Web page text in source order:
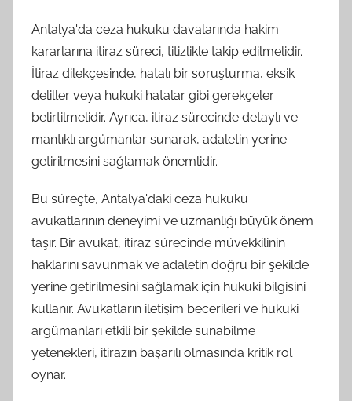
Antalya'da ceza hukuku davalarında hakim
kararlarına itiraz süreci, titizlikle takip edilmelidir.
İtiraz dilekçesinde, hatalı bir soruşturma, eksik
deliller veya hukuki hatalar gibi gerekçeler
belirtilmelidir. Ayrıca, itiraz sürecinde detaylı ve
mantıklı argümanlar sunarak, adaletin yerine
getirilmesini sağlamak önemlidir.
Bu süreçte, Antalya'daki ceza hukuku
avukatlarının deneyimi ve uzmanlığı büyük önem
taşır. Bir avukat, itiraz sürecinde müvekkilinin
haklarını savunmak ve adaletin doğru bir şekilde
yerine getirilmesini sağlamak için hukuki bilgisini
kullanır. Avukatların iletişim becerileri ve hukuki
argümanları etkili bir şekilde sunabilme
yetenekleri, itirazın başarılı olmasında kritik rol
oynar.